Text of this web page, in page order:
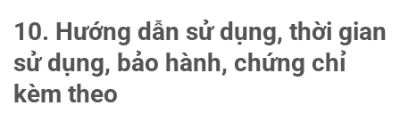
10. Hướng dẫn sử dụng, thời gian
sử dụng, bảo hành, chứng chỉ
kèm theo